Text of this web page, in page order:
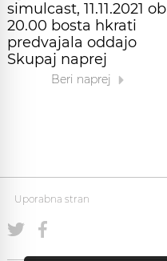
simulcast, 11.11.2021 ob
20.00 bosta hkrati
predvajala oddajo
Skupaj naprej
Beri naprej
Uporabna stran